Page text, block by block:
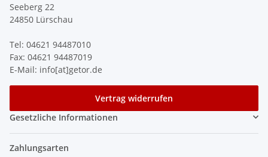
Seeberg 22
24850 Lürschau
Tel: 04621 94487010
Fax: 04621 94487019
E-Mail: info[at]getor.de
Vertrag widerrufen
Gesetzliche Informationen
Zahlungsarten